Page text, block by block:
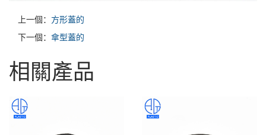
上一個： 方形蓋的
下一個： 傘型蓋的
相關產品